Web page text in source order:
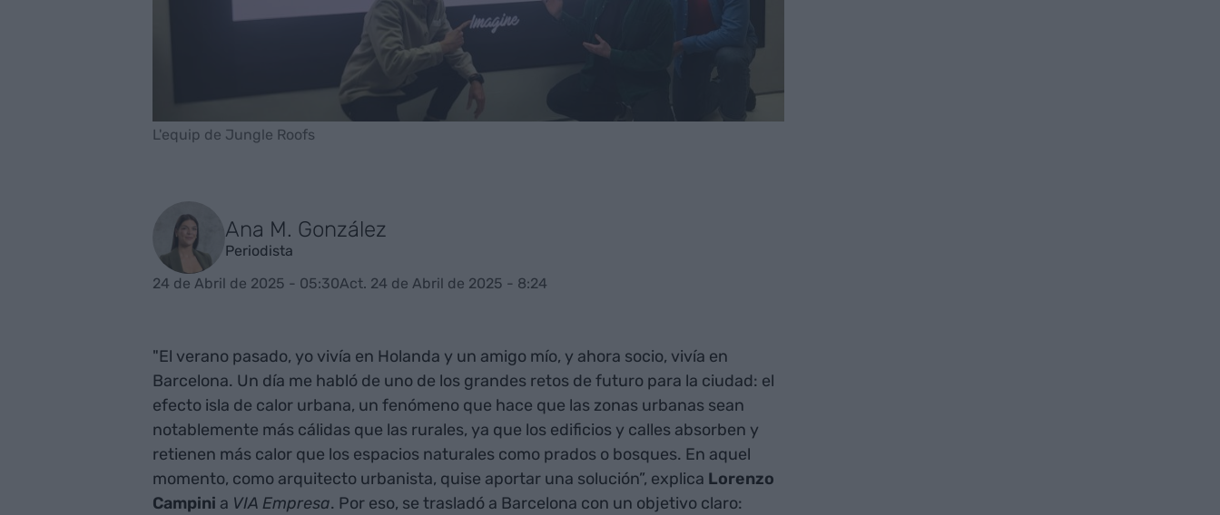
L'equip de Jungle Roofs
Ana M. González
Periodista
24 de Abril de 2025 - 05:30Act. 24 de Abril de 2025 - 8:24
"El verano pasado, yo vivía en Holanda y un amigo mío, y ahora socio, vivía en
Barcelona. Un día me habló de uno de los grandes retos de futuro para la ciudad: el
efecto isla de calor urbana, un fenómeno que hace que las zonas urbanas sean
notablemente más cálidas que las rurales, ya que los edificios y calles absorben y
retienen más calor que los espacios naturales como prados o bosques. En aquel
momento, como arquitecto urbanista, quise aportar una solución”, explica Lorenzo
Campini a VIA Empresa. Por eso, se trasladó a Barcelona con un objetivo claro: